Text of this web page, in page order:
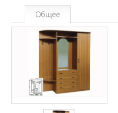
Общее